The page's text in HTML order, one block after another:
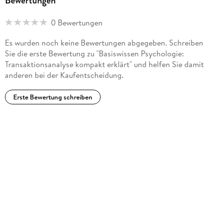
0 Bewertungen
Es wurden noch keine Bewertungen abgegeben. Schreiben
Sie die erste Bewertung zu "Basiswissen Psychologie:
Transaktionsanalyse kompakt erklärt" und helfen Sie damit
anderen bei der Kaufentscheidung.
Erste Bewertung schreiben